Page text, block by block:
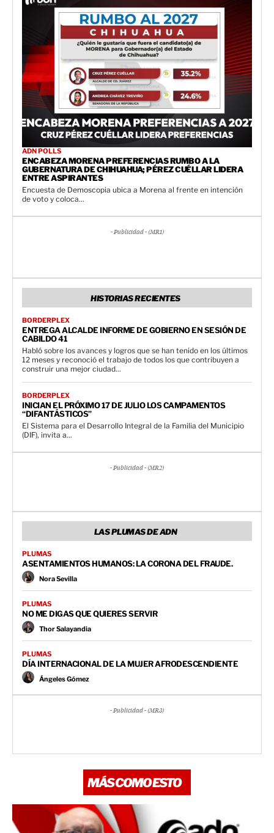
ADN POLLS
ENCABEZA MORENA PREFERENCIAS RUMBO A LA
GUBERNATURA DE CHIHUAHUA; PÉREZ CUÉLLAR LIDERA
ENTRE ASPIRANTES
Encuesta de Demoscopia ubica a Morena al frente en intención
de voto y coloca...
- Publicidad - (MR1)
HISTORIAS RECIENTES
BORDERPLEX
ENTREGA ALCALDE INFORME DE GOBIERNO EN SESIÓN DE
CABILDO 41
Habló sobre los avances y logros que se han tenido en los últimos
12 meses y reconoció el trabajo de todos los que contribuyen a
construir una mejor ciudad...
BORDERPLEX
INICIAN EL PRÓXIMO 17 DE JULIO LOS CAMPAMENTOS
“DIFANTÁSTICOS”
El Sistema para el Desarrollo Integral de la Familia del Municipio
(DIF), invita a...
- Publicidad - (MR2)
LAS PLUMAS DE ADN
PLUMAS
ASENTAMIENTOS HUMANOS: LA CORONA DEL FRAUDE.
Nora Sevilla
PLUMAS
NO ME DIGAS QUE QUIERES SERVIR
Thor Salayandia
PLUMAS
DÍA INTERNACIONAL DE LA MUJER AFRODESCENDIENTE
Ángeles Gómez
- Publicidad - (MR3)
MÁS COMO ESTO